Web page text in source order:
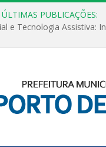
ÚLTIMAS PUBLICAÇÕES: